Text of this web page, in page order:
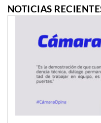
NOTICIAS